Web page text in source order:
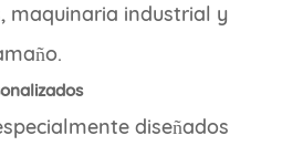
maquinaria industrial y
diseñados